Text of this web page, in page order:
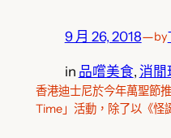
9 月 26, 2018—by
in 品嚐美食, 消閒
香港迪士尼於今年萬聖節
Time」活動，除了以《怪